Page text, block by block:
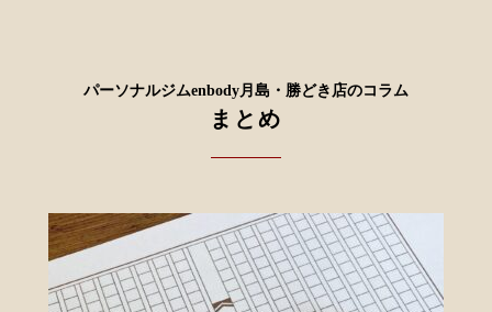
パーソナルジムenbody月島・勝どき店のコラム
まとめ